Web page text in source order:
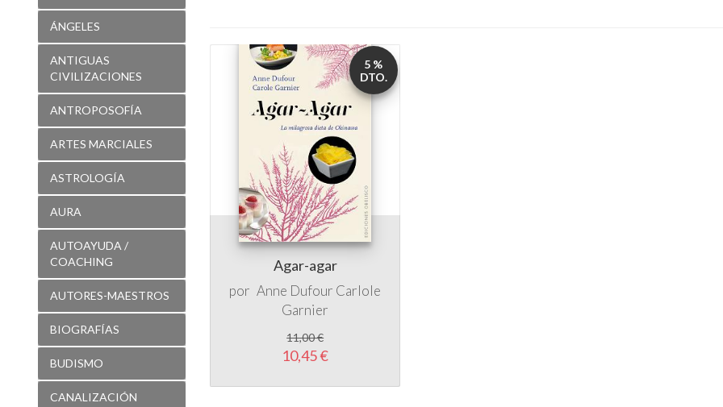
ÁNGELES
ANTIGUAS
CIVILIZACIONES
ANTROPOSOFÍA
ARTES MARCIALES
ASTROLOGÍA
AURA
AUTOAYUDA /
COACHING
AUTORES-MAESTROS
BIOGRAFÍAS
BUDISMO
CANALIZACIÓN
Agar-agar
por Anne Dufour Carlole
Garnier
11,00 €
10,45 €
5 %
DTO.